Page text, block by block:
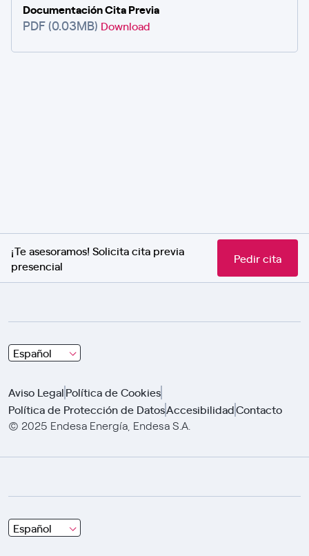
Documentación Cita Previa
PDF (0.03MB) Download
¡Te asesoramos! Solicita cita previa
presencial
Pedir cita
Español
Choose
and
using
arrows
Aviso LegalPolítica de Cookies
Política de Protección de DatosAccesibilidadContacto
© 2025 Endesa Energía, Endesa S.A.
Español
Choose
and